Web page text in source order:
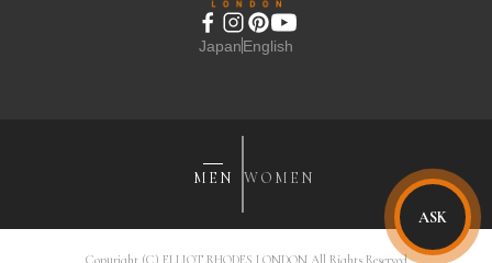
ASK
JapanEnglish
MEN WOMEN
Copyright (C) ELLIOT RHODES LONDON All Rights Reserved